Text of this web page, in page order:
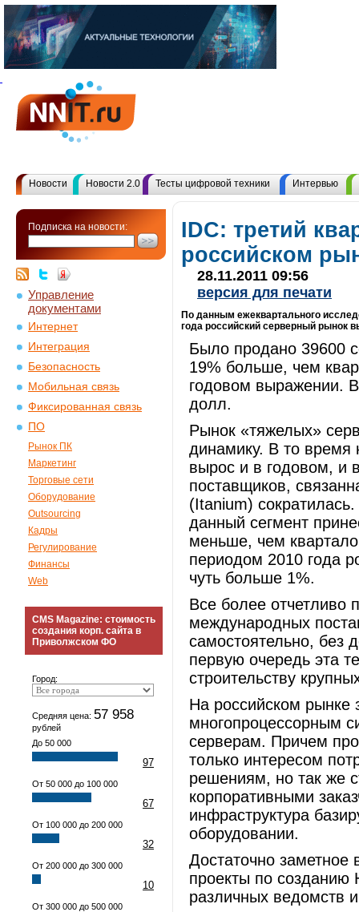
Новости Новости 2.0 Тесты цифровой техники Интервью
Подписка на новости:
Управление
документами
Интернет
Интеграция
Безопасность
Мобильная связь
Фиксированная связь
ПО
Рынок ПК
Маркетинг
Торговые сети
Оборудование
Outsourcing
Кадры
Регулирование
Финансы
Web
CMS Magazine: стоимость
создания корп. сайта в
Приволжском ФО
Город:
Средняя цена: 57 958
рублей
До 50 000
97
От 50 000 до 100 000
67
От 100 000 до 200 000
32
От 200 000 до 300 000
10
От 300 000 до 500 000
IDC: третий
российском
28.11.2011 09:56
версия для печати
По данным ежеквартального
года российский серверный рынок
Было продано 39600
19% больше, чем
годовом выражении.
долл.
Рынок «тяжелых»
динамику. В то время
вырос и в годовом, и
поставщиков,
(Itanium)
данный сегмент
меньше, чем
периодом 2010 года
чуть больше 1%.
Все более отчетливо
международных
самостоятельно, без
первую очередь эта
строительству
На российском рынке
многопроцессорным
серверам. Причем
только интересом
решениям, но так же
корпоративными
инфраструктура
оборудовании.
Достаточно заметное
проекты по созданию
различных ведомств